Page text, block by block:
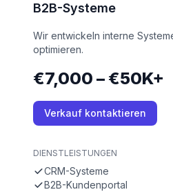
B2B-Systeme
Wir entwickeln interne
optimieren.
€7,000 – €50K+
Verkauf kontaktieren
DIENSTLEISTUNGEN
CRM-Systeme
B2B-Kundenportal